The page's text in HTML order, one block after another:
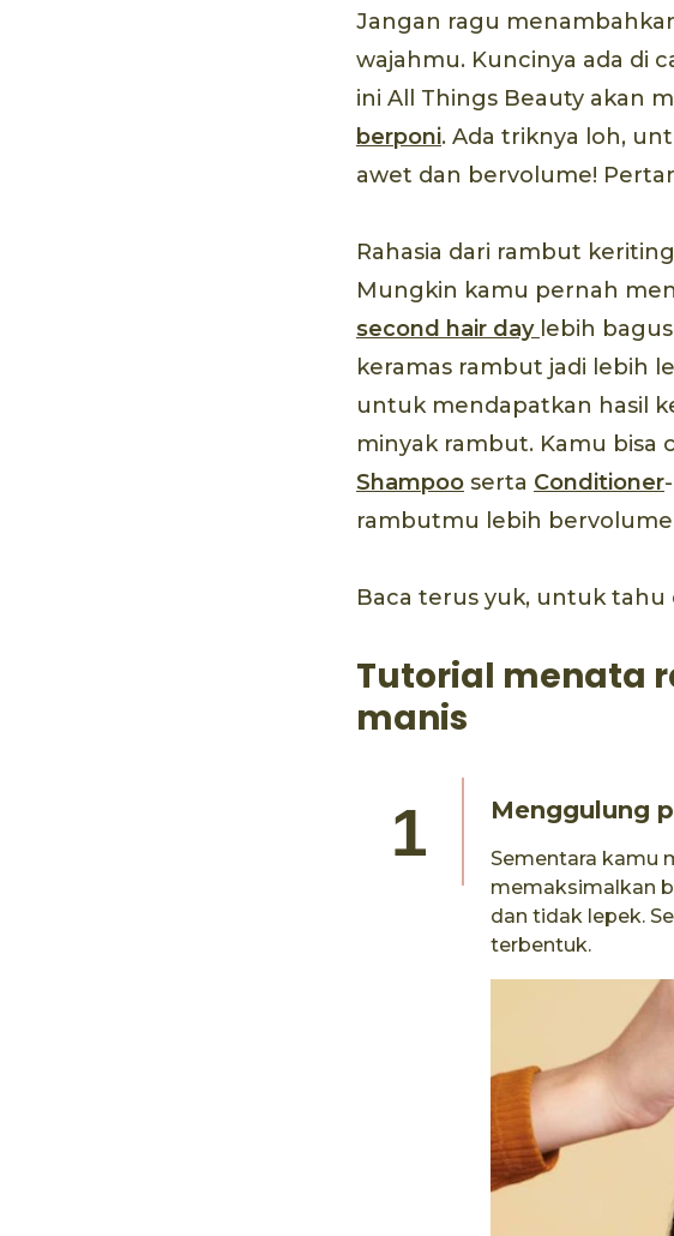
Jangan ragu
wajahmu. Kuncinya ada di
ini All Things Beauty akan
berponi. Ada triknya loh,
awet dan bervolume!
Rahasia dari rambut
Mungkin kamu pernah
second hair day lebih
keramas rambut jadi lebih
untuk mendapatkan hasil
minyak rambut. Kamu bisa
Shampoo serta Conditioner
rambutmu lebih
Baca terus yuk, untuk
Tutorial menata
manis
Menggulung
Sementara kamu
memaksimalkan
dan tidak lepek.
terbentuk.